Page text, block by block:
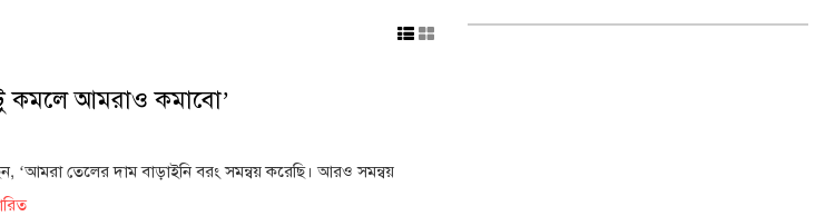
কমলে আমরাও কমাবো’
‘আমরা তেলের দাম বাড়াইনি বরং সমন্বয় করেছি। আরও সমন্বয়